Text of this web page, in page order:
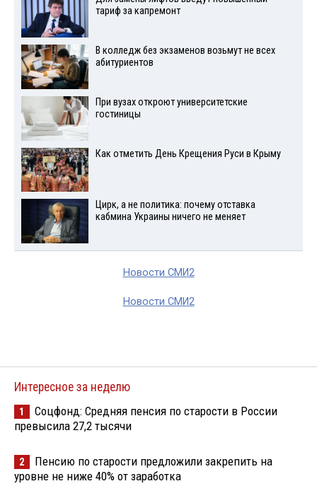
тариф за капремонт
В колледж без экзаменов возьмут не всех
абитуриентов
При вузах откроют университетские
гостиницы
Как отметить День Крещения Руси в Крыму
Цирк, а не политика: почему отставка
кабмина Украины ничего не меняет
Новости СМИ2
Новости СМИ2
Интересное за неделю
1
Соцфонд: Средняя пенсия по старости в России
превысила 27,2 тысячи
2
Пенсию по старости предложили закрепить на
уровне не ниже 40% от заработка